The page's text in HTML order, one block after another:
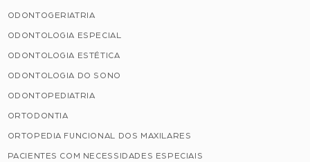
ODONTOGERIATRIA
ODONTOLOGIA ESPECIAL
ODONTOLOGIA ESTÉTICA
ODONTOLOGIA DO SONO
ODONTOPEDIATRIA
ORTODONTIA
ORTOPEDIA FUNCIONAL DOS MAXILARES
PACIENTES COM NECESSIDADES ESPECIAIS